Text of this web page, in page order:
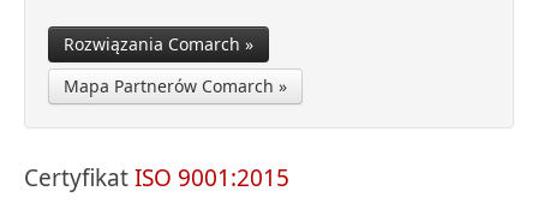
Rozwiązania Comarch »
Mapa Partnerów Comarch »
CertyfikatISO 9001:2015